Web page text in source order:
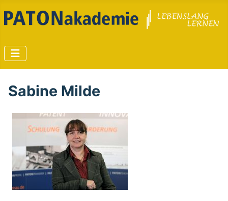
Sabine Milde